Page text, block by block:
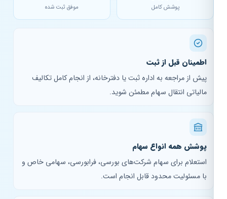
پوشش کامل موفق ثبت شده
اطمینان قبل از ثبت
پیش از مراجعه به اداره ثبت یا دفترخانه، از انجام کامل تکالیف
مالیاتی انتقال سهام مطمئن شوید.
پوشش همه انواع سهام
استعلام برای سهام شرکت‌های بورسی، فرابورسی، سهامی خاص و
با مسئولیت محدود قابل انجام است.